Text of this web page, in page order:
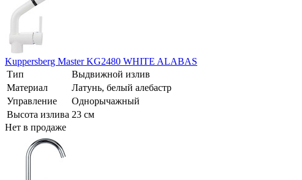
Kuppersberg Master KG2480 WHITE ALABAS
Тип
Выдвижной излив
Материал
Латунь, белый алебастр
Управление
Однорычажный
Высота излива 23 см
Нет в продаже